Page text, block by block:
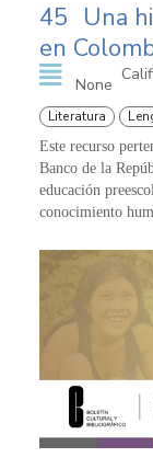
45 Una
en
None
Literatura
Este recurso
Banco de la
educación
conocimiento